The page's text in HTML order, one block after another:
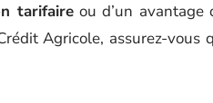
tarifaireou d’un avantage
Agricole, assurez-vous